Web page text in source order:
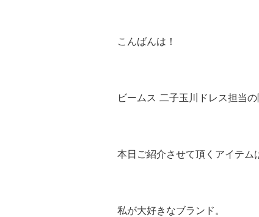
こんばんは！
ビームス 二子玉川ドレス担当の
本日ご紹介させて頂くアイテム
私が大好きなブランド。